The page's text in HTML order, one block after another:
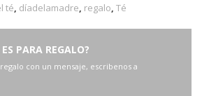
té díadelamadre regalo Té
PARA REGALO?
con un mensaje, escribenos a